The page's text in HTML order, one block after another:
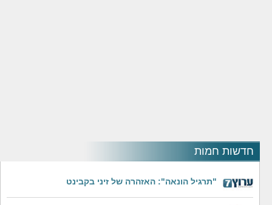
חדשות חמות
"תרגיל הונאה": האזהרה של זיני בקבינט